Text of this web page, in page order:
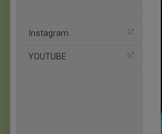
Instagram
YOUTUBE